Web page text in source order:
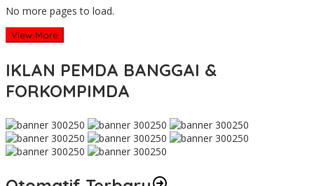
No more pages to load.
View More
IKLAN PEMDA BANGGAI &
FORKOMPIMDA